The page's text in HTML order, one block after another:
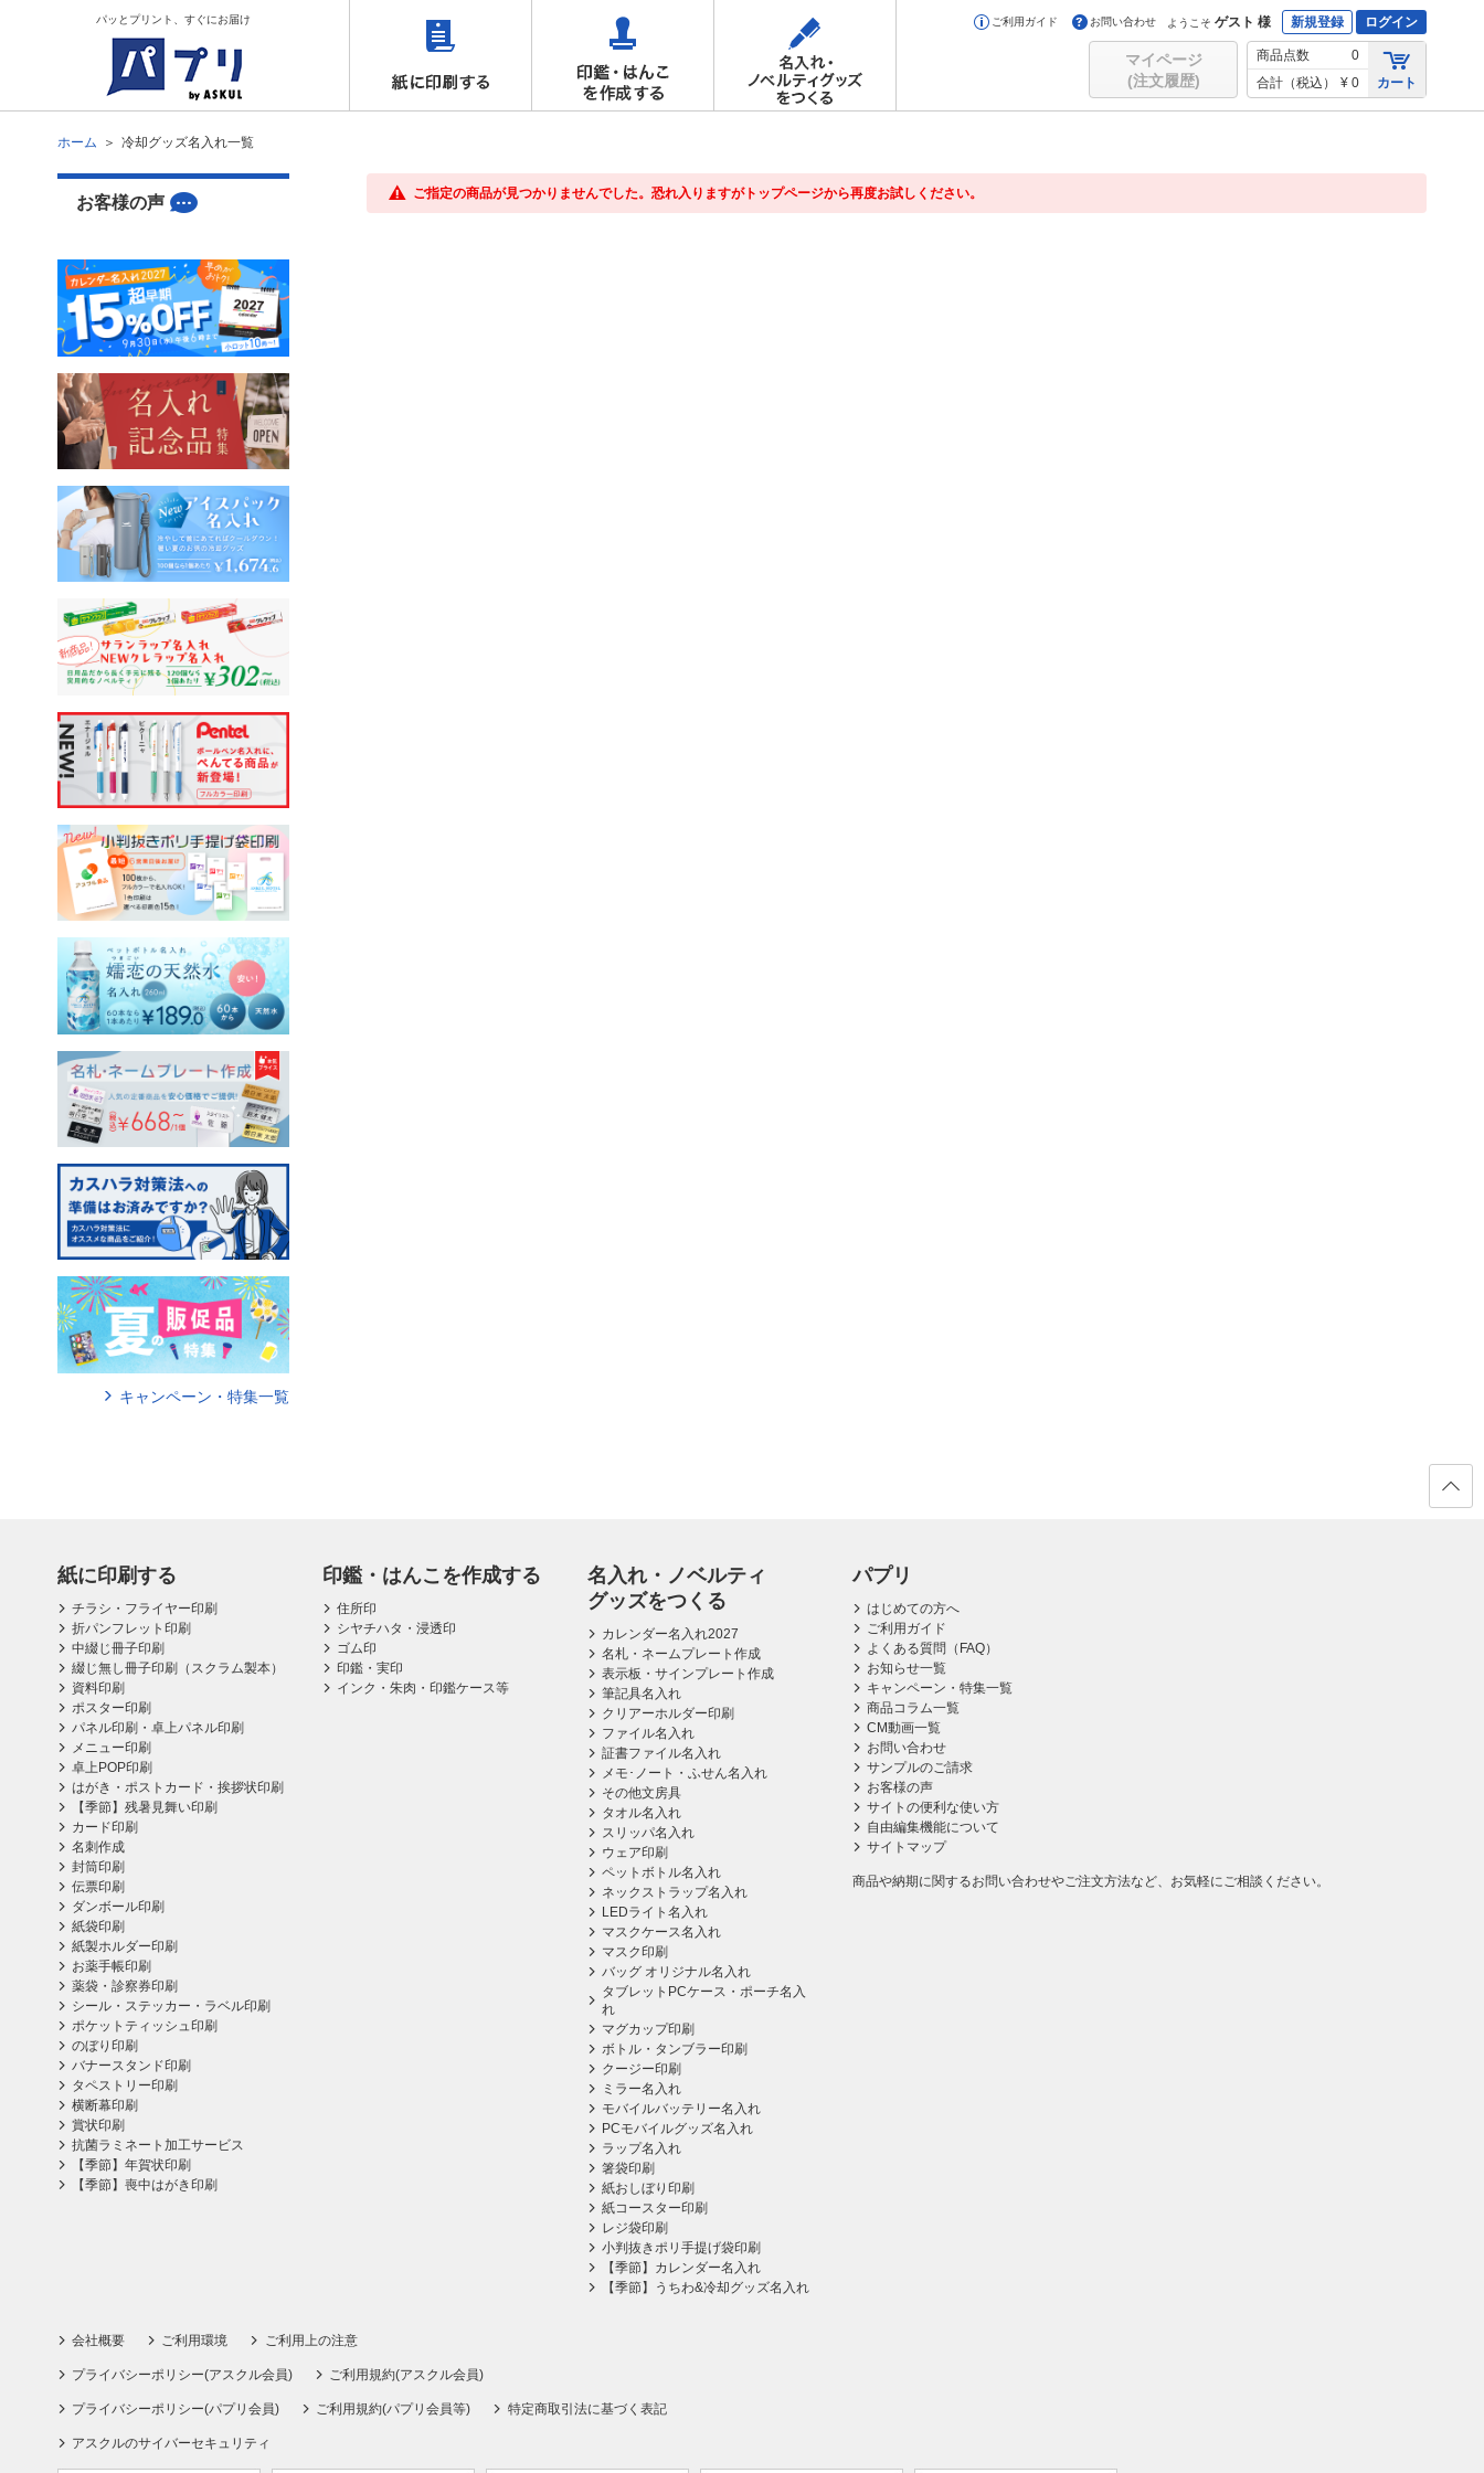
パッとプリント、すぐにお届け ご利用ガイド お問い合わせ ようこそ ゲスト 様 新規登録 ログイン
マイページ
(注文履歴)
商品点数
0
合計（税込）
¥ 0 カート
ホーム 冷却グッズ名入れ一覧
ご指定の商品が見つかりませんでした。恐れ入りますがトップページから再度お試しください。
お客様の声
キャンペーン・特集一覧
紙に印刷する
チラシ・フライヤー印刷
折パンフレット印刷
中綴じ冊子印刷
綴じ無し冊子印刷（スクラム製本）
資料印刷
ポスター印刷
パネル印刷・卓上パネル印刷
メニュー印刷
卓上POP印刷
はがき・ポストカード・挨拶状印刷
【季節】残暑見舞い印刷
カード印刷
名刺作成
封筒印刷
伝票印刷
ダンボール印刷
紙袋印刷
紙製ホルダー印刷
お薬手帳印刷
薬袋・診察券印刷
シール・ステッカー・ラベル印刷
ポケットティッシュ印刷
のぼり印刷
バナースタンド印刷
タペストリー印刷
横断幕印刷
賞状印刷
抗菌ラミネート加工サービス
【季節】年賀状印刷
【季節】喪中はがき印刷
印鑑・はんこを作成する
住所印
シヤチハタ・浸透印
ゴム印
印鑑・実印
インク・朱肉・印鑑ケース等
名入れ・ノベルティ
グッズをつくる
カレンダー名入れ2027
名札・ネームプレート作成
表示板・サインプレート作成
筆記具名入れ
クリアーホルダー印刷
ファイル名入れ
証書ファイル名入れ
メモ･ノート・ふせん名入れ
その他文房具
タオル名入れ
スリッパ名入れ
ウェア印刷
ペットボトル名入れ
ネックストラップ名入れ
LEDライト名入れ
マスクケース名入れ
マスク印刷
バッグ オリジナル名入れ
タブレットPCケース・ポーチ名入
れ
マグカップ印刷
ボトル・タンブラー印刷
クージー印刷
ミラー名入れ
モバイルバッテリー名入れ
PCモバイルグッズ名入れ
ラップ名入れ
箸袋印刷
紙おしぼり印刷
紙コースター印刷
レジ袋印刷
小判抜きポリ手提げ袋印刷
【季節】カレンダー名入れ
【季節】うちわ&冷却グッズ名入れ
パプリ
はじめての方へ
ご利用ガイド
よくある質問（FAQ）
お知らせ一覧
キャンペーン・特集一覧
商品コラム一覧
CM動画一覧
お問い合わせ
サンプルのご請求
お客様の声
サイトの便利な使い方
自由編集機能について
サイトマップ
商品や納期に関するお問い合わせやご注文方法など、お気軽にご相談ください。
会社概要 ご利用環境 ご利用上の注意
プライバシーポリシー(アスクル会員) ご利用規約(アスクル会員)
プライバシーポリシー(パプリ会員) ご利用規約(パプリ会員等) 特定商取引法に基づく表記
アスクルのサイバーセキュリティ